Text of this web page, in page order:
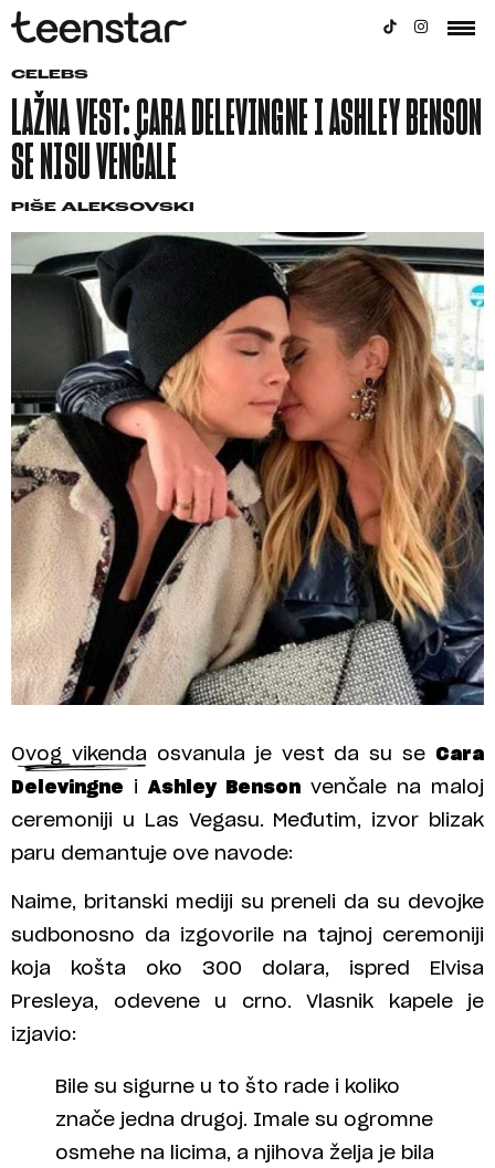
CELEBS
LAŽNA VEST: CARA DELEVINGNE I ASHLEY BENSON
SE NISU VENČALE
PIŠE ALEKSOVSKI
Ovog vikenda osvanula je vest da su se Cara
Delevingne i Ashley Benson venčale na maloj
ceremoniji u Las Vegasu. Međutim, izvor blizak
paru demantuje ove navode:
Naime, britanski mediji su preneli da su devojke
sudbonosno da izgovorile na tajnoj ceremoniji
koja košta oko 300 dolara, ispred Elvisa
Presleya, odevene u crno. Vlasnik kapele je
izjavio:
Bile su sigurne u to što rade i koliko
znače jedna drugoj. Imale su ogromne
osmehe na licima, a njihova želja je bila